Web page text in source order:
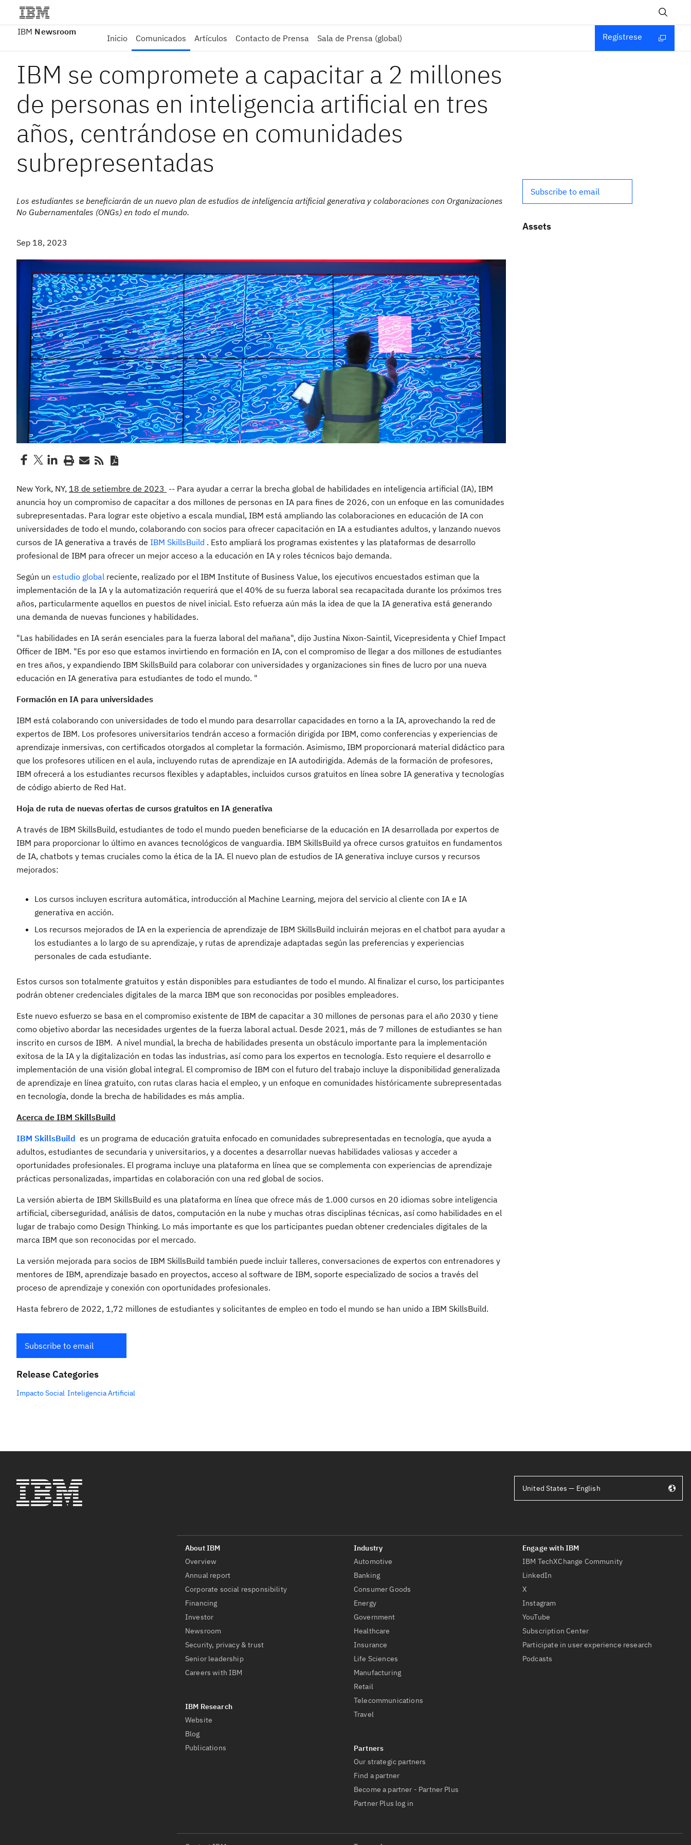
IBM Newsroom
Inicio Comunicados Artículos Contacto de Prensa Sala de Prensa (global) Regístrese
IBM se compromete a capacitar a 2 millones
de personas en inteligencia artificial en tres
años, centrándose en comunidades
subrepresentadas
Los estudiantes se beneficiarán de un nuevo plan de estudios de inteligencia artificial generativa y colaboraciones con Organizaciones
No Gubernamentales (ONGs) en todo el mundo.
Sep 18, 2023
New York, NY, 18 de setiembre de 2023 -- Para ayudar a cerrar la brecha global de habilidades en inteligencia artificial (IA), IBM
anuncia hoy un compromiso de capacitar a dos millones de personas en IA para fines de 2026, con un enfoque en las comunidades
subrepresentadas. Para lograr este objetivo a escala mundial, IBM está ampliando las colaboraciones en educación de IA con
universidades de todo el mundo, colaborando con socios para ofrecer capacitación en IA a estudiantes adultos, y lanzando nuevos
cursos de IA generativa a través de IBM SkillsBuild . Esto ampliará los programas existentes y las plataformas de desarrollo
profesional de IBM para ofrecer un mejor acceso a la educación en IA y roles técnicos bajo demanda.
Según un estudio global reciente, realizado por el IBM Institute of Business Value, los ejecutivos encuestados estiman que la
implementación de la IA y la automatización requerirá que el 40% de su fuerza laboral sea recapacitada durante los próximos tres
años, particularmente aquellos en puestos de nivel inicial. Esto refuerza aún más la idea de que la IA generativa está generando
una demanda de nuevas funciones y habilidades.
"Las habilidades en IA serán esenciales para la fuerza laboral del mañana", dijo Justina Nixon-Saintil, Vicepresidenta y Chief Impact
Officer de IBM. "Es por eso que estamos invirtiendo en formación en IA, con el compromiso de llegar a dos millones de estudiantes
en tres años, y expandiendo IBM SkillsBuild para colaborar con universidades y organizaciones sin fines de lucro por una nueva
educación en IA generativa para estudiantes de todo el mundo. "
Formación en IA para universidades
IBM está colaborando con universidades de todo el mundo para desarrollar capacidades en torno a la IA, aprovechando la red de
expertos de IBM. Los profesores universitarios tendrán acceso a formación dirigida por IBM, como conferencias y experiencias de
aprendizaje inmersivas, con certificados otorgados al completar la formación. Asimismo, IBM proporcionará material didáctico para
que los profesores utilicen en el aula, incluyendo rutas de aprendizaje en IA autodirigida. Además de la formación de profesores,
IBM ofrecerá a los estudiantes recursos flexibles y adaptables, incluidos cursos gratuitos en línea sobre IA generativa y tecnologías
de código abierto de Red Hat.
Hoja de ruta de nuevas ofertas de cursos gratuitos en IA generativa
A través de IBM SkillsBuild, estudiantes de todo el mundo pueden beneficiarse de la educación en IA desarrollada por expertos de
IBM para proporcionar lo último en avances tecnológicos de vanguardia. IBM SkillsBuild ya ofrece cursos gratuitos en fundamentos
de IA, chatbots y temas cruciales como la ética de la IA. El nuevo plan de estudios de IA generativa incluye cursos y recursos
mejorados:
Los cursos incluyen escritura automática, introducción al Machine Learning, mejora del servicio al cliente con IA e IA
generativa en acción.
Los recursos mejorados de IA en la experiencia de aprendizaje de IBM SkillsBuild incluirán mejoras en el chatbot para ayudar a
los estudiantes a lo largo de su aprendizaje, y rutas de aprendizaje adaptadas según las preferencias y experiencias
personales de cada estudiante.
Estos cursos son totalmente gratuitos y están disponibles para estudiantes de todo el mundo. Al finalizar el curso, los participantes
podrán obtener credenciales digitales de la marca IBM que son reconocidas por posibles empleadores.
Este nuevo esfuerzo se basa en el compromiso existente de IBM de capacitar a 30 millones de personas para el año 2030 y tiene
como objetivo abordar las necesidades urgentes de la fuerza laboral actual. Desde 2021, más de 7 millones de estudiantes se han
inscrito en cursos de IBM. A nivel mundial, la brecha de habilidades presenta un obstáculo importante para la implementación
exitosa de la IA y la digitalización en todas las industrias, así como para los expertos en tecnología. Esto requiere el desarrollo e
implementación de una visión global integral. El compromiso de IBM con el futuro del trabajo incluye la disponibilidad generalizada
de aprendizaje en línea gratuito, con rutas claras hacia el empleo, y un enfoque en comunidades históricamente subrepresentadas
en tecnología, donde la brecha de habilidades es más amplia.
Acerca de IBM SkillsBuild
IBM SkillsBuild es un programa de educación gratuita enfocado en comunidades subrepresentadas en tecnología, que ayuda a
adultos, estudiantes de secundaria y universitarios, y a docentes a desarrollar nuevas habilidades valiosas y acceder a
oportunidades profesionales. El programa incluye una plataforma en línea que se complementa con experiencias de aprendizaje
prácticas personalizadas, impartidas en colaboración con una red global de socios.
La versión abierta de IBM SkillsBuild es una plataforma en línea que ofrece más de 1.000 cursos en 20 idiomas sobre inteligencia
artificial, ciberseguridad, análisis de datos, computación en la nube y muchas otras disciplinas técnicas, así como habilidades en el
lugar de trabajo como Design Thinking. Lo más importante es que los participantes puedan obtener credenciales digitales de la
marca IBM que son reconocidas por el mercado.
La versión mejorada para socios de IBM SkillsBuild también puede incluir talleres, conversaciones de expertos con entrenadores y
mentores de IBM, aprendizaje basado en proyectos, acceso al software de IBM, soporte especializado de socios a través del
proceso de aprendizaje y conexión con oportunidades profesionales.
Hasta febrero de 2022, 1,72 millones de estudiantes y solicitantes de empleo en todo el mundo se han unido a IBM SkillsBuild.
Subscribe to email
Release Categories
Impacto Social Inteligencia Artificial
Subscribe to email
Assets
Overview
Annual report
Corporate social responsibility
Financing
Investor
Newsroom
Security, privacy & trust
Senior leadership
Careers with IBM
Website
Blog
Publications
Automotive
Banking
Consumer Goods
Energy
Government
Healthcare
Insurance
Life Sciences
Manufacturing
Retail
Telecommunications
Travel
Our strategic partners
Find a partner
Become a partner - Partner Plus
Partner Plus log in
IBM TechXChange Community
LinkedIn
X
Instagram
YouTube
Subscription Center
Participate in user experience research
Podcasts
United States — English